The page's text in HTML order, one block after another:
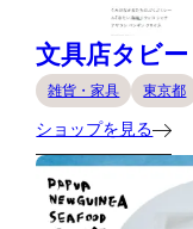
文具店タビ
雑貨・家具 東京都
ショップを見る